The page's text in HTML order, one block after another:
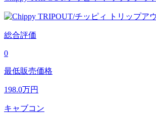
総合評価
0
最低販売価格
198.0万円
キャブコン